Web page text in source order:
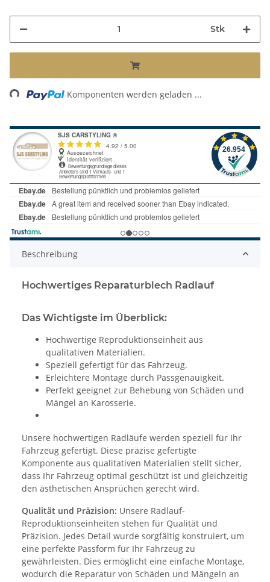
Stk
Loading... Komponenten werden geladen ...
Beschreibung
Hochwertiges Reparaturblech Radlauf
Das Wichtigste im Überblick:
Hochwertige Reproduktionseinheit aus
qualitativen Materialien.
Speziell gefertigt für das Fahrzeug.
Erleichtere Montage durch Passgenauigkeit.
Perfekt geeignet zur Behebung von Schäden und
Mängel an Karosserie.
Unsere hochwertigen Radläufe werden speziell für Ihr
Fahrzeug gefertigt. Diese präzise gefertigte
Komponente aus qualitativen Materialien stellt sicher,
dass Ihr Fahrzeug optimal geschützt ist und gleichzeitig
den ästhetischen Ansprüchen gerecht wird.
Qualität und Präzision: Unsere Radlauf-
Reproduktionseinheiten stehen für Qualität und
Präzision. Jedes Detail wurde sorgfältig konstruiert, um
eine perfekte Passform für Ihr Fahrzeug zu
gewährleisten. Dies ermöglicht eine einfache Montage,
wodurch die Reparatur von Schäden und Mängeln an